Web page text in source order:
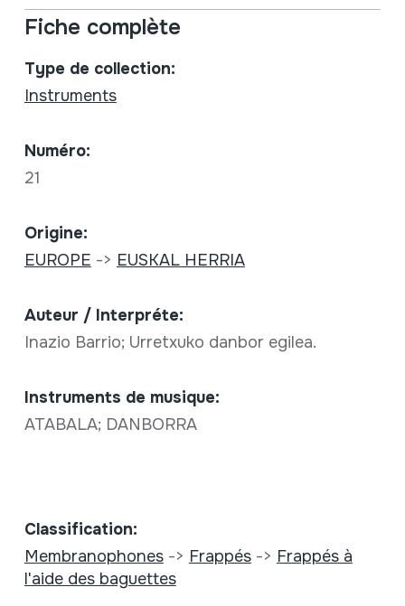
Fiche complète
Type de collection:
Instruments
Numéro:
21
Origine:
EUROPE -> EUSKAL HERRIA
Auteur / Interpréte:
Inazio Barrio; Urretxuko danbor egilea.
Instruments de musique:
ATABALA; DANBORRA
Classification:
Membranophones-> Frappés-> Frappés à
l'aide des baguettes